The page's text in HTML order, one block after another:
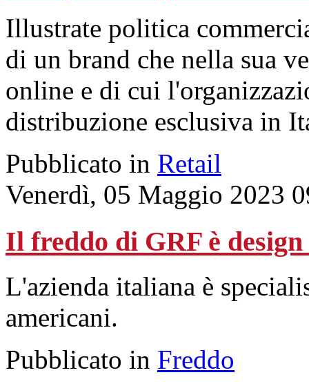
Illustrate politica
di un brand che nella sua
online e di cui
distribuzione esclusiva in
Pubblicato in Retail
Venerdì, 05 Maggio 2023
Il freddo di GRF è design
L'azienda italiana è
americani.
Pubblicato in Freddo